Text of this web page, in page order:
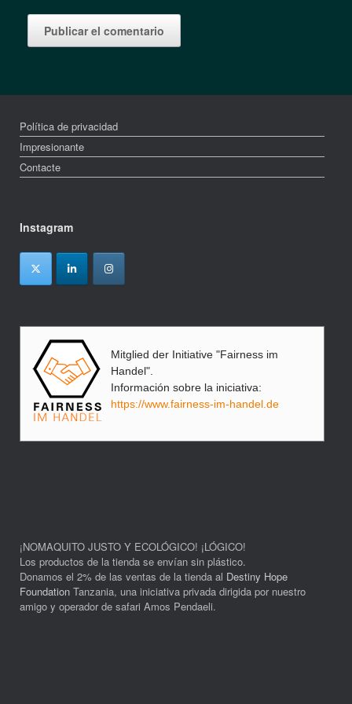
Política de privacidad
Impresionante
Contacte
Instagram
Mitglied der Initiative "Fairness im
Handel".
Información sobre la iniciativa:
https://www.fairness-im-handel.de
¡NOMAQUITO JUSTO Y ECOLÓGICO! ¡LÓGICO!
Los productos de la tienda se envían sin plástico.
Donamos el 2% de las ventas de la tienda al Destiny Hope
Foundation Tanzania, una iniciativa privada dirigida por nuestro
amigo y operador de safari Amos Pendaeli.